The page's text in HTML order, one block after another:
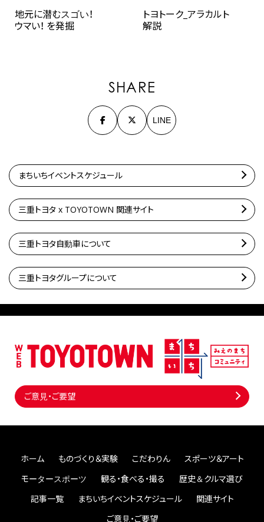
地元に潜むスゴい！
ウマい！ を発掘
トヨトーク_アラカルト
解説
SHARE
LINE
まちいちイベントスケジュール
三重トヨタ x TOYOTOWN 関連サイト
三重トヨタ自動車について
三重トヨタグループについて
ご意見・ご要望
ホーム ものづくり＆実験 こだわりん
スポーツ＆アート
モータースポーツ
観る・食べる・撮る
歴史＆クルマ選び
記事一覧
まちいちイベントスケジュール
関連サイト
ご意見・ご要望